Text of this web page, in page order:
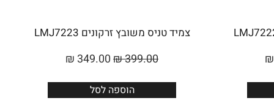
₪
צמיד טניס משובץ זרקונים LMJ7223
399.00
₪
349.00
₪
הוספה לסל